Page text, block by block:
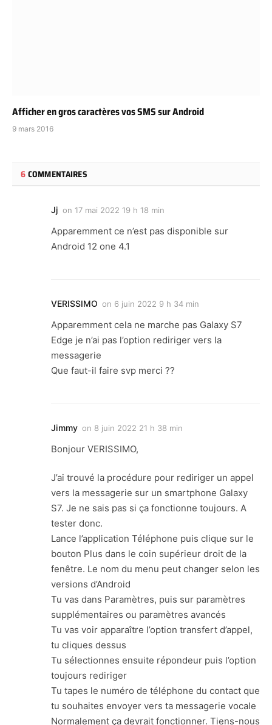
Afficher en gros caractères vos SMS sur Android
9 mars 2016
6COMMENTAIRES
Jj on 17 mai 2022 19 h 18 min
Apparemment ce n’est pas disponible sur
Android 12 one 4.1
VERISSIMO on 6 juin 2022 9 h 34 min
Apparemment cela ne marche pas Galaxy S7
Edge je n’ai pas l’option rediriger vers la
messagerie
Que faut-il faire svp merci ??
Jimmy on 8 juin 2022 21 h 38 min
Bonjour VERISSIMO,
J’ai trouvé la procédure pour rediriger un appel
vers la messagerie sur un smartphone Galaxy
S7. Je ne sais pas si ça fonctionne toujours. A
tester donc.
Lance l’application Téléphone puis clique sur le
bouton Plus dans le coin supérieur droit de la
fenêtre. Le nom du menu peut changer selon les
versions d’Android
Tu vas dans Paramètres, puis sur paramètres
supplémentaires ou paramètres avancés
Tu vas voir apparaître l’option transfert d’appel,
tu cliques dessus
Tu sélectionnes ensuite répondeur puis l’option
toujours rediriger
Tu tapes le numéro de téléphone du contact que
tu souhaites envoyer vers ta messagerie vocale
Normalement ça devrait fonctionner. Tiens-nous